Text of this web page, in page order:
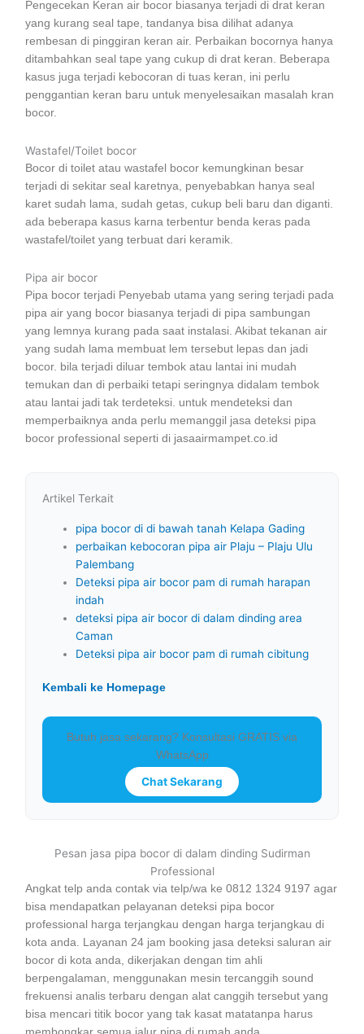
Pengecekan Keran air bocor biasanya terjadi di drat keran
yang kurang seal tape, tandanya bisa dilihat adanya
rembesan di pinggiran keran air. Perbaikan bocornya hanya
ditambahkan seal tape yang cukup di drat keran. Beberapa
kasus juga terjadi kebocoran di tuas keran, ini perlu
penggantian keran baru untuk menyelesaikan masalah kran
bocor.
Wastafel/Toilet bocor
Bocor di toilet atau wastafel bocor kemungkinan besar
terjadi di sekitar seal karetnya, penyebabkan hanya seal
karet sudah lama, sudah getas, cukup beli baru dan diganti.
ada beberapa kasus karna terbentur benda keras pada
wastafel/toilet yang terbuat dari keramik.
Pipa air bocor
Pipa bocor terjadi Penyebab utama yang sering terjadi pada
pipa air yang bocor biasanya terjadi di pipa sambungan
yang lemnya kurang pada saat instalasi. Akibat tekanan air
yang sudah lama membuat lem tersebut lepas dan jadi
bocor. bila terjadi diluar tembok atau lantai ini mudah
temukan dan di perbaiki tetapi seringnya didalam tembok
atau lantai jadi tak terdeteksi. untuk mendeteksi dan
memperbaiknya anda perlu memanggil jasa deteksi pipa
bocor professional seperti di jasaairmampet.co.id
Artikel Terkait
pipa bocor di di bawah tanah Kelapa Gading
perbaikan kebocoran pipa air Plaju – Plaju Ulu
Palembang
Deteksi pipa air bocor pam di rumah harapan
indah
deteksi pipa air bocor di dalam dinding area
Caman
Deteksi pipa air bocor pam di rumah cibitung
Kembali ke Homepage
Butuh jasa sekarang? Konsultasi GRATIS via
WhatsApp
Chat Sekarang
Pesan jasa pipa bocor di dalam dinding Sudirman
Professional
Angkat telp anda contak via telp/wa ke 0812 1324 9197 agar
bisa mendapatkan pelayanan deteksi pipa bocor
professional harga terjangkau dengan harga terjangkau di
kota anda. Layanan 24 jam booking jasa deteksi saluran air
bocor di kota anda, dikerjakan dengan tim ahli
berpengalaman, menggunakan mesin tercanggih sound
frekuensi analis terbaru dengan alat canggih tersebut yang
bisa mencari titik bocor yang tak kasat matatanpa harus